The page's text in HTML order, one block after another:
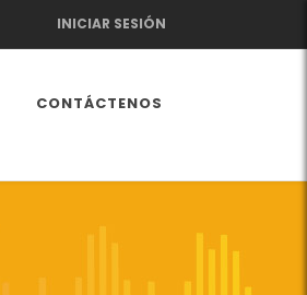
INICIAR SESIÓN
CONTÁCTENOS